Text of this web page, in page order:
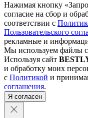
Нажимая кнопку
согласие на сбор и
соответствии с
Пользовательского
рекламные и
Мы используем файлы
Используя сайт
и обработку моих
с Политикой и
соглашения.
Я согласен